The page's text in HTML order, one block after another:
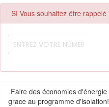
SI Vous souhaitez être rappelé
Faire des économies d'énergie
grace au programme d'isolation!